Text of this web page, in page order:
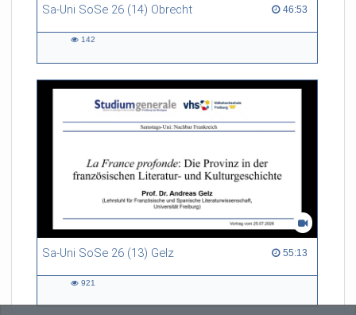
Sa-Uni SoSe 26 (14) Obrecht 46:53
46:53 duration
142
Sa-Uni SoSe 26 (13) Gelz 55:13
55:13 duration
921